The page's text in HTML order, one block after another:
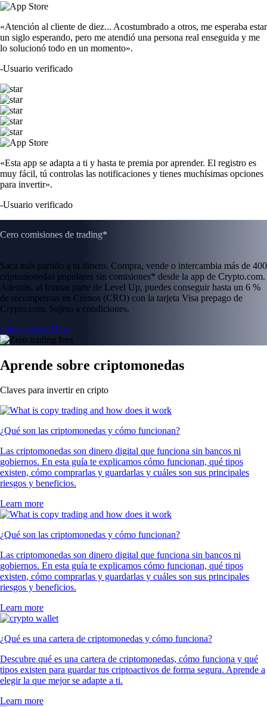
«Atención al cliente de diez... Acostumbrado a otros, me esperaba estar
un siglo esperando, pero me atendió una persona real enseguida y me
lo solucionó todo en un momento».
-Usuario verificado
«Esta app se adapta a ti y hasta te premia por aprender. El registro es
muy fácil, tú controlas las notificaciones y tienes muchísimas opciones
para invertir».
-Usuario verificado
Cero comisiones de trading*
Saca más partido a tu dinero. Compra, vende o intercambia más de 400
criptomonedas populares sin comisiones* desde la app de Crypto.com.
Además, al formar parte de Level Up, puedes conseguir hasta un 6 %
de recompensas en Cronos (CRO) con la tarjeta Visa prepago de
Crypto.com. Sujeto a condiciones.
Únete a Level Up
Aprende sobre criptomonedas
Claves para invertir en cripto
¿Qué son las criptomonedas y cómo funcionan?
Las criptomonedas son dinero digital que funciona sin bancos ni
gobiernos. En esta guía te explicamos cómo funcionan, qué tipos
existen, cómo comprarlas y guardarlas y cuáles son sus principales
riesgos y beneficios.
Learn more
¿Qué son las criptomonedas y cómo funcionan?
Las criptomonedas son dinero digital que funciona sin bancos ni
gobiernos. En esta guía te explicamos cómo funcionan, qué tipos
existen, cómo comprarlas y guardarlas y cuáles son sus principales
riesgos y beneficios.
Learn more
¿Qué es una cartera de criptomonedas y cómo funciona?
Descubre qué es una cartera de criptomonedas, cómo funciona y qué
tipos existen para guardar tus criptoactivos de forma segura. Aprende a
elegir la que mejor se adapte a ti.
Learn more